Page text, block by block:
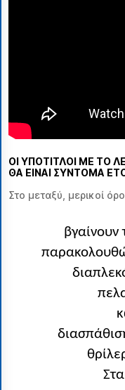
ΟΙ ΥΠΟΤΙΤΛΟΙ ΜΕ ΤΟ
ΘΑ ΕΙΝΑΙ ΣΥΝΤΟΜΑ
Στο μεταξύ, μερικοί